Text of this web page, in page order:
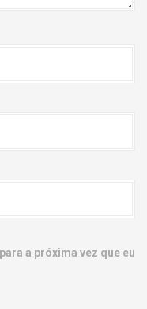
a próxima vez que eu